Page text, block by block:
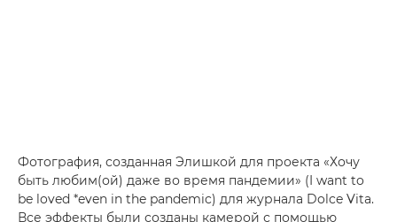
Фотография, созданная Элишкой для проекта «Хочу
быть любим(ой) даже во время пандемии» (I want to
be loved *even in the pandemic) для журнала Dolce Vita.
Все эффекты были созданы камерой с помощью